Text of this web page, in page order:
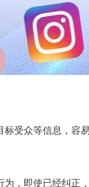
受众等信息，容
，即使已经纠正